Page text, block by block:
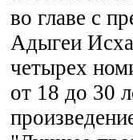
во главе с
Адыгеи
четырех
от 18 до 30